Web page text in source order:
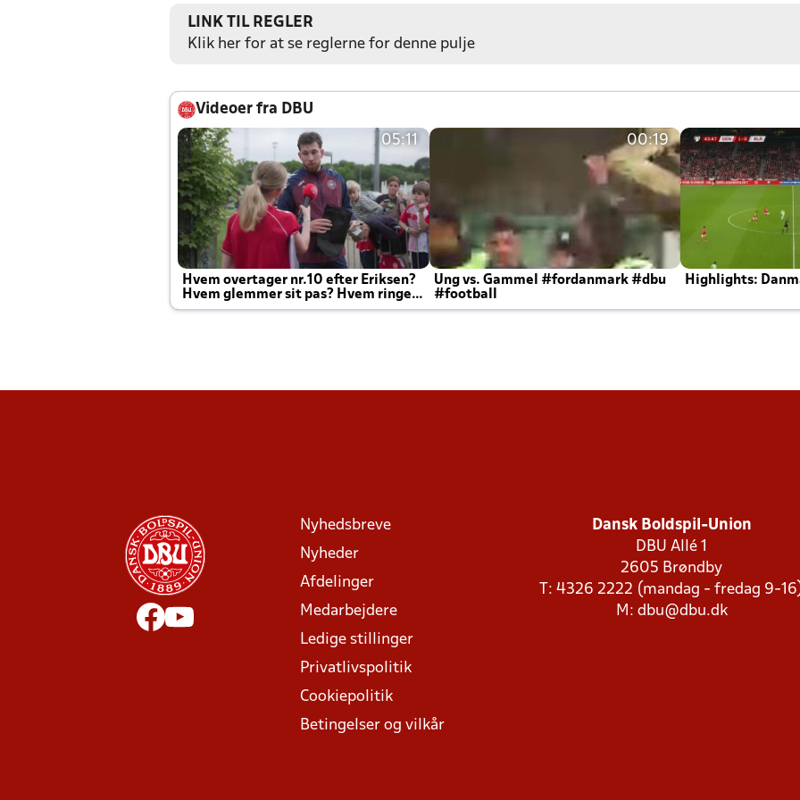
LINK TIL REGLER
Klik her for at se reglerne for denne pulje
Videoer fra DBU
05:11
Hvem overtager nr.10 efter Eriksen?
Hvem glemmer sit pas? Hvem ringer
Joachim altid til efter kampe?
00:19
Ung vs. Gammel #fordanmark #dbu
#football
Highlights:
Nyhedsbreve
Nyheder
Afdelinger
Medarbejdere
Ledige stillinger
Privatlivspolitik
Cookiepolitik
Betingelser og vilkår
Dansk Boldspil-Union
DBU Allé 1
2605 Brøndby
T: 4326 2222 (mandag - fredag 9-
M: dbu@dbu.dk